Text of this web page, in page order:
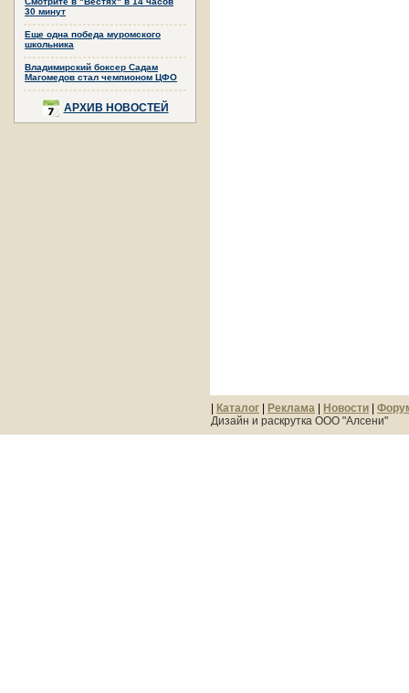
30 минут
Еще одна победа муромского
школьника
Владимирский боксер Садам
Магомедов стал чемпионом ЦФО
АРХИВ НОВОСТЕЙ
Каталог Реклама Новости
Дизайн и раскрутка ООО "Алсени"